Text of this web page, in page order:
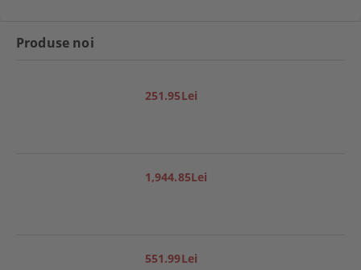
Produse noi
251.95Lei
1,944.85Lei
551.99Lei